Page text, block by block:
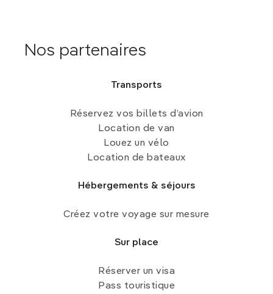
Nos partenaires
Transports
Réservez vos billets d’avion
Location de van
Louez un vélo
Location de bateaux
Hébergements & séjours
Créez votre voyage sur mesure
Sur place
Réserver un visa
Pass touristique